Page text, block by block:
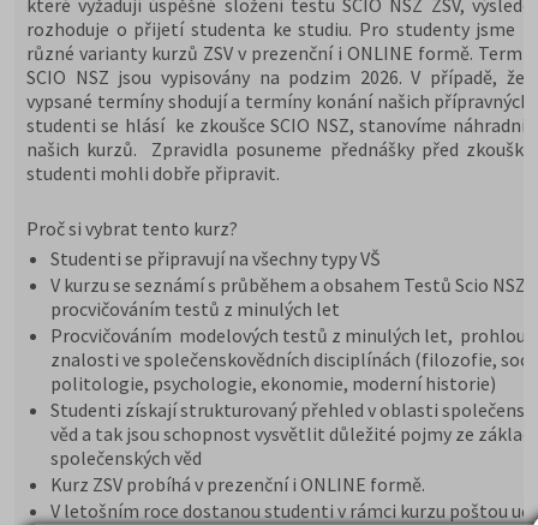
které vyžadují úspěšné složení testu SCIO NSZ ZSV,
rozhoduje o přijetí studenta ke studiu. Pro studenty jsme
různé varianty kurzů ZSV v prezenční i ONLINE formě.
SCIO NSZ jsou vypisovány na podzim 2026. V případě,
vypsané termíny shodují a termíny konání našich přípravných
studenti se hlásí ke zkoušce SCIO NSZ, stanovíme náhradní
našich kurzů. Zpravidla posuneme přednášky před
studenti mohli dobře připravit.
Proč si vybrat tento kurz?
Studenti se připravují na všechny typy VŠ
V kurzu se seznámí s průběhem a obsahem Testů Scio NSZ
procvičováním testů z minulých let
Procvičováním modelových testů z minulých let,
znalosti ve společenskovědních disciplínách (filozofie,
politologie, psychologie, ekonomie, moderní historie)
Studenti získají strukturovaný přehled v oblasti
věd a tak jsou schopnost vysvětlit důležité pojmy ze
společenských věd
Kurz ZSV probíhá v prezenční i ONLINE formě.
V letošním roce dostanou studenti v rámci kurzu poštou